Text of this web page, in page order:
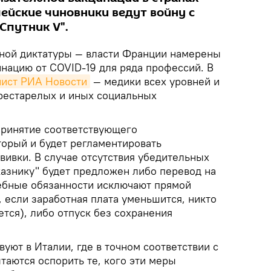
чиновники ведут войну с
V".
диктатуры — власти Франции намерены
от COVID-19 для ряда профессий. В
РИА Новости — медики всех уровней и
и иных социальных
соответствующего
и будет регламентировать
В случае отсутствия убедительных
будет предложен либо перевод на
обязанности исключают прямой
заработная плата уменьшится, никто
либо отпуск без сохранения
в Италии, где в точном соответствии с
оспорить те, кого эти меры